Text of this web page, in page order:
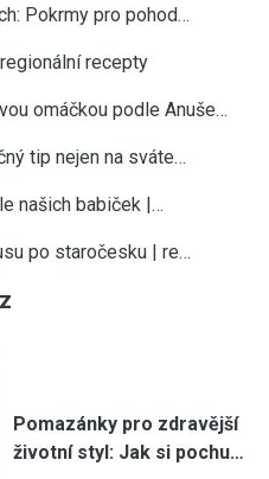
Pokrmy pro pohod…
recepty
omáčkou podle Anuše…
tip nejen na sváte…
našich babiček |…
po staročesku | re…
Pomazánky pro zdravější
životní styl: Jak si pochu…